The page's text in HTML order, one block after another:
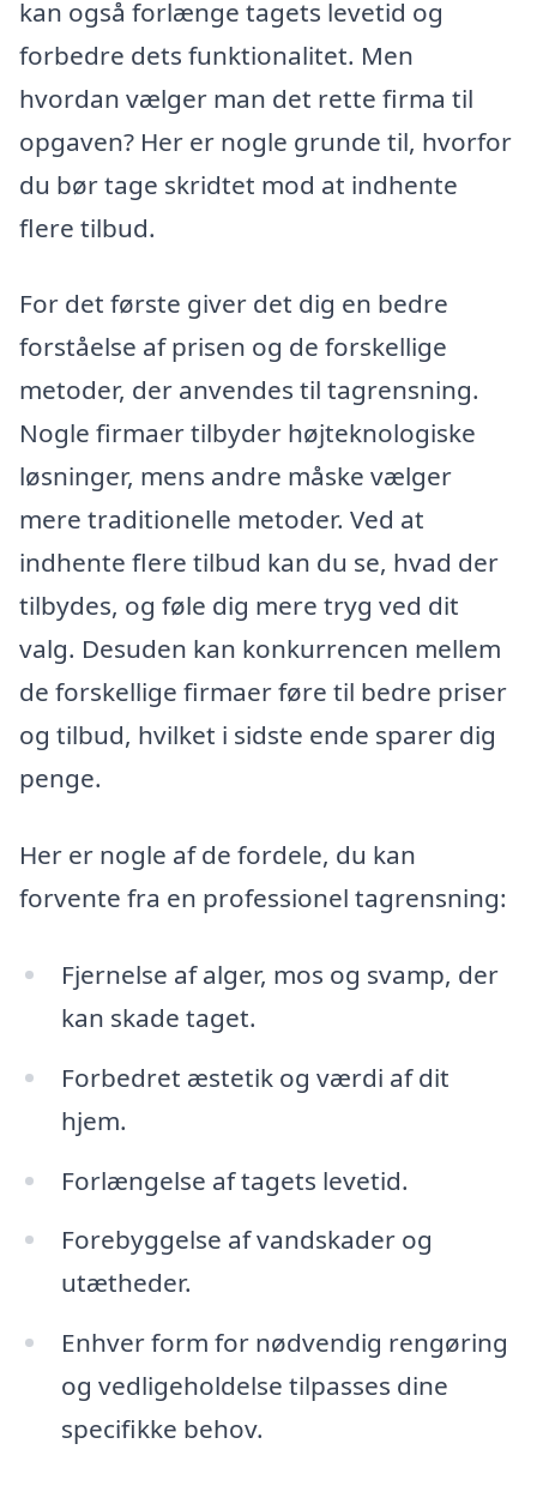
kan også forlænge tagets levetid og
forbedre dets funktionalitet. Men
hvordan vælger man det rette firma til
opgaven? Her er nogle grunde til, hvorfor
du bør tage skridtet mod at indhente
flere tilbud.
For det første giver det dig en bedre
forståelse af prisen og de forskellige
metoder, der anvendes til tagrensning.
Nogle firmaer tilbyder højteknologiske
løsninger, mens andre måske vælger
mere traditionelle metoder. Ved at
indhente flere tilbud kan du se, hvad der
tilbydes, og føle dig mere tryg ved dit
valg. Desuden kan konkurrencen mellem
de forskellige firmaer føre til bedre priser
og tilbud, hvilket i sidste ende sparer dig
penge.
Her er nogle af de fordele, du kan
forvente fra en professionel tagrensning:
Fjernelse af alger, mos og svamp, der
kan skade taget.
Forbedret æstetik og værdi af dit
hjem.
Forlængelse af tagets levetid.
Forebyggelse af vandskader og
utætheder.
Enhver form for nødvendig rengøring
og vedligeholdelse tilpasses dine
specifikke behov.